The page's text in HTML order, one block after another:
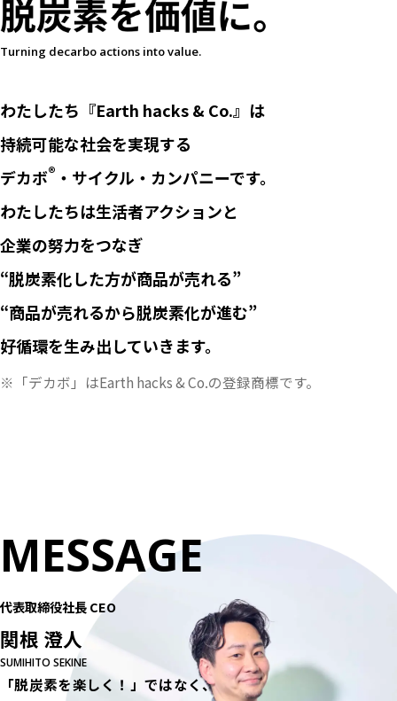
Turning decarbo actions into value.
わたしたち『Earth hacks & Co.』は
持続可能な社会を実現する
デカボ® ・サイクル・カンパニーです。
わたしたちは生活者アクションと
企業の努力をつなぎ
“脱炭素化した方が商品が売れる”
“商品が売れるから脱炭素化が進む”
好循環を生み出していきます。
※「デカボ」はEarth hacks & Co.の登録商標です。
MESSAGE
代表取締役社長 CEO
関根 澄人
SUMIHITO SEKINE
「脱炭素を楽しく！」ではなく、